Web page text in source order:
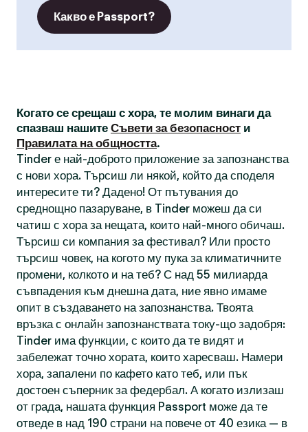
Какво е Passport?
Когато се срещаш с хора, те молим винаги да
спазваш нашите Съвети за безопасност и
Правилата на общността.
Tinder е най-доброто приложение за запознанства
с нови хора. Търсиш ли някой, който да споделя
интересите ти? Дадено! От пътувания до
среднощно пазаруване, в Tinder можеш да си
чатиш с хора за нещата, които най-много обичаш.
Търсиш си компания за фестивал? Или просто
търсиш човек, на когото му пука за климатичните
промени, колкото и на теб? С над 55 милиарда
съвпадения към днешна дата, ние явно имаме
опит в създаването на запознанства. Твоята
връзка с онлайн запознанствата току-що задобря:
Tinder има функции, с които да те видят и
забележат точно хората, които харесваш. Намери
хора, запалени по кафето като теб, или пък
достоен съперник за федербал. А когато излизаш
от града, нашата функция Passport може да те
отведе в над 190 страни на повече от 40 езика — в